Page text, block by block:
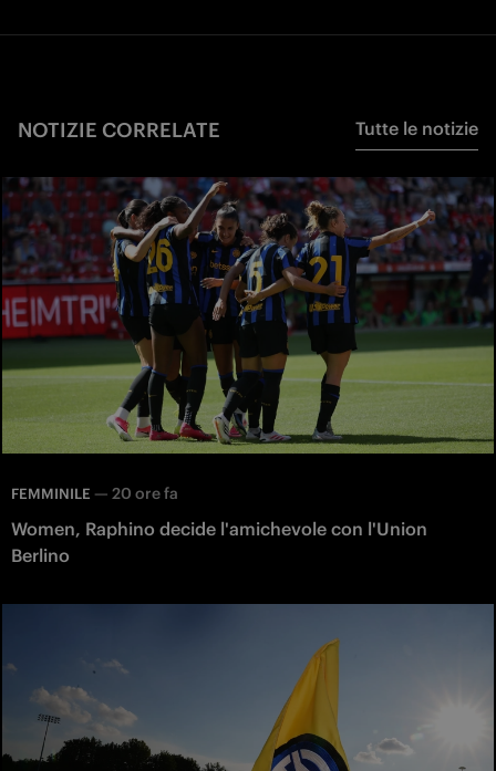
NOTIZIE CORRELATE Tutte le notizie
FEMMINILE — 20 ore fa
Women, Raphino decide l'amichevole con l'Union
Berlino